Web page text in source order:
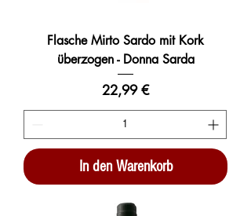
Flasche Mirto Sardo mit Kork
überzogen - Donna Sarda
Preis
22,99 €
In den Warenkorb